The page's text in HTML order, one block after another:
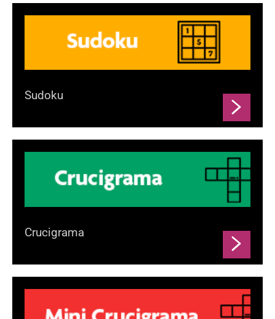
Sudoku
Crucigrama